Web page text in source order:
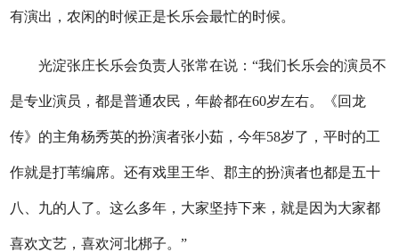
有演出，农闲的时候正是长乐会最忙的时候。
光淀张庄长乐会负责人张常在说：“我们长乐会的演员不
是专业演员，都是普通农民，年龄都在60岁左右。《回龙
传》的主角杨秀英的扮演者张小茹，今年58岁了，平时的工
作就是打苇编席。还有戏里王华、郡主的扮演者也都是五十
八、九的人了。这么多年，大家坚持下来，就是因为大家都
喜欢文艺，喜欢河北梆子。”